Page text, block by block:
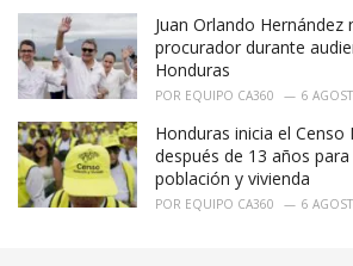
Juan Orlando Hernández
procurador durante
Honduras
POR EQUIPO CA360 6
Honduras inicia el Censo
después de 13 años
población y vivienda
POR EQUIPO CA360 6